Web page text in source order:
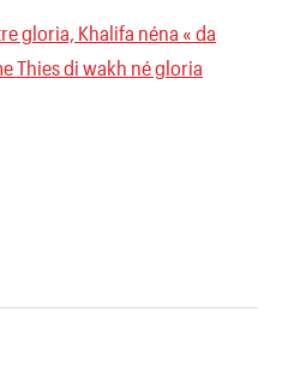
gloria, Khalifa néna « da
Thies di wakh né gloria